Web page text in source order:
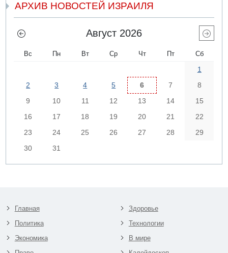
АРХИВ НОВОСТЕЙ ИЗРАИЛЯ
Август 2026
Вс Пн Вт Ср Чт Пт Сб
1
2
3 4 5 6 7
8
9
10 11 12 13 14
15
16
17 18 19 20 21
22
23
24 25 26 27 28
29
30
31
Главная
Политика
Экономика
Здоровье
Технологии
В мире